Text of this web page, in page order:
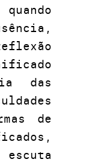
das
de
escuta